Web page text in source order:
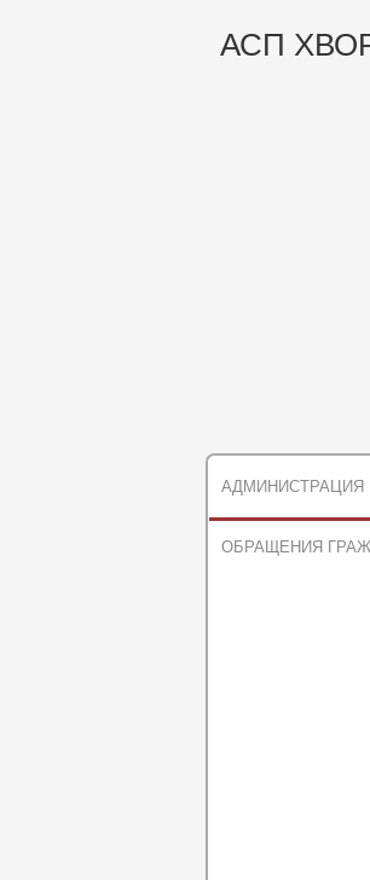
АСП
АДМИНИСТРАЦИЯ
ОБРАЩЕНИЯ